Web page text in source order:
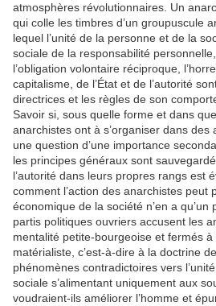
atmosphères révolutionnaires. Un
qui colle les timbres d’un groupuscule
lequel l’unité de la personne et de la
sociale de la responsabilité
l’obligation volontaire réciproque,
capitalisme, de l’État et de l’autorité
directrices et les règles de son
Savoir si, sous quelle forme et dans
anarchistes ont à s’organiser dans des
une question d’une importance
les principes généraux sont
l’autorité dans leurs propres rangs est
comment l’action des anarchistes peut
économique de la société n’en a
partis politiques ouvriers accusent les
mentalité petite-bourgeoise et fermés
matérialiste, c’est-à-dire à la doctrine
phénomènes contradictoires vers
sociale s’alimentant uniquement aux
voudraient-ils améliorer l’homme et